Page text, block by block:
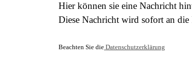
Hier können sie eine Nachricht
Diese Nachricht wird sofort an die
Beachten Sie die Datenschutzerklärung